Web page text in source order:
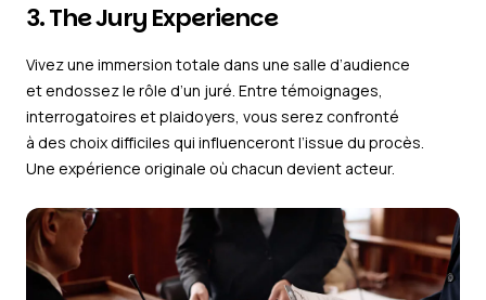
3. The Jury Experience
Vivez une immersion totale dans une salle d’audience
et endossez le rôle d’un juré. Entre témoignages,
interrogatoires et plaidoyers, vous serez confronté
à des choix difficiles qui influenceront l’issue du procès.
Une expérience originale où chacun devient acteur.